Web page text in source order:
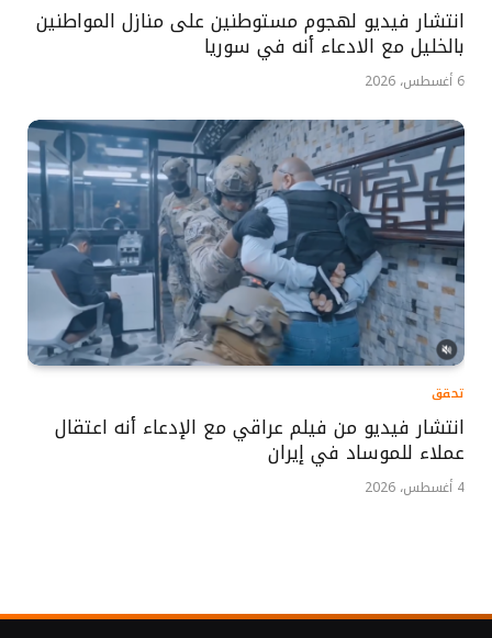
انتشار فيديو لهجوم مستوطنين على منازل المواطنين
بالخليل مع الادعاء أنه في سوريا
6 أغسطس، 2026
تحقق
انتشار فيديو من فيلم عراقي مع الإدعاء أنه اعتقال
عملاء للموساد في إيران
4 أغسطس، 2026